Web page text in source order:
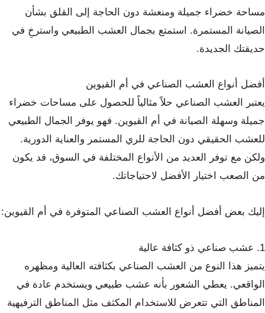
مساحة خضراء جميلة ومنعشة دون الحاجة إلى القلق بشأن
الصيانة المستمرة. استمتع بجمال العشب الطبيعي واسترخِ في
حديقتك الجديدة.
أفضل أنواع العشب الصناعي في أم القيوين
يعتبر العشب الصناعي حلاً مثالياً للحصول على مساحات خضراء
جميلة وسهلة الصيانة في أم القيوين. فهو يوفر الجمال الطبيعي
للعشب الحقيقي دون الحاجة للري المستمر والعناية الدورية.
ولكن مع توفر العديد من الأنواع المختلفة في السوق، قد يكون
من الصعب اختيار الأفضل لاحتياجاتك.
إليك بعض أفضل أنواع العشب الصناعي المتوفرة في أم القيوين:
1. عشب صناعي ذو كثافة عالية
يتميز هذا النوع من العشب الصناعي بكثافته العالية ومظهره
الواقعي. يعطي الشعور بأنه عشب طبيعي ويستخدم عادة في
المناطق التي تتعرض للاستخدام المكثف مثل المناطق الترفيهية